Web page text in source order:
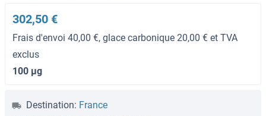
302,50 €
Frais d'envoi 40,00 €, glace carbonique 20,00 € et TVA
exclus
100 μg
Destination: France